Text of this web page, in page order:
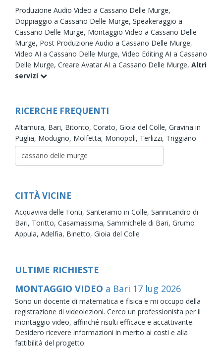
Produzione Audio Video a Cassano Delle Murge,
Doppiaggio a Cassano Delle Murge, Speakeraggio a
Cassano Delle Murge, Montaggio Video a Cassano Delle
Murge, Post Produzione Audio a Cassano Delle Murge,
Video AI a Cassano Delle Murge, Video Editing AI a Cassano
Delle Murge, Creare Avatar AI a Cassano Delle Murge, Altri
servizi
RICERCHE FREQUENTI
Altamura, Bari, Bitonto, Corato, Gioia del Colle, Gravina in
Puglia, Modugno, Molfetta, Monopoli, Terlizzi, Triggiano
CITTÀ VICINE
Acquaviva delle Fonti, Santeramo in Colle, Sannicandro di
Bari, Toritto, Casamassima, Sammichele di Bari, Grumo
Appula, Adelfia, Binetto, Gioia del Colle
ULTIME RICHIESTE
MONTAGGIO VIDEO a Bari 17 lug 2026
Sono un docente di matematica e fisica e mi occupo della
registrazione di videolezioni. Cerco un professionista per il
montaggio video, affinché risulti efficace e accattivante.
Desidero ricevere informazioni in merito ai costi e alla
fattibilità del progetto.